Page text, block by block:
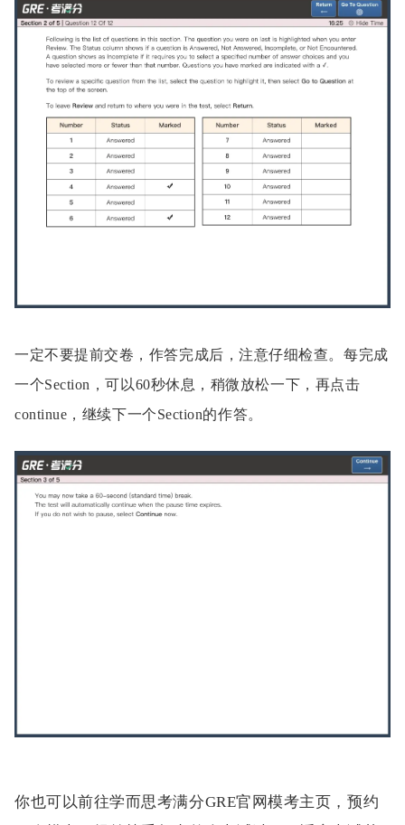
一定不要提前交卷，作答完成后，注意仔细检查。每完成
一个Section，可以60秒休息，稍微放松一下，再点击
continue，继续下一个Section的作答。
你也可以前往学而思考满分GRE官网模考主页，预约